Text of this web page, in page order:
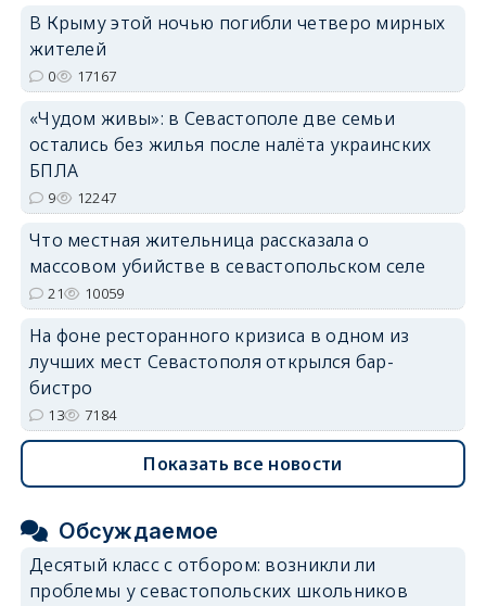
В Крыму этой ночью погибли четверо мирных
жителей
0 17167
«Чудом живы»: в Севастополе две семьи
остались без жилья после налёта украинских
БПЛА
9 12247
Что местная жительница рассказала о
массовом убийстве в севастопольском селе
21 10059
На фоне ресторанного кризиса в одном из
лучших мест Севастополя открылся бар-
бистро
13 7184
Показать все новости
Обсуждаемое
Десятый класс с отбором: возникли ли
проблемы у севастопольских школьников